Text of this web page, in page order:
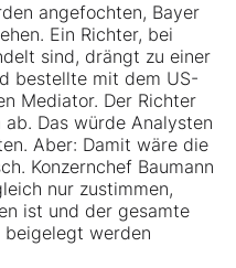
angefochten, Bayer
Ein Richter, bei
sind, drängt zu einer
bestellte mit dem US-
Mediator. Der Richter
Das würde Analysten
Aber: Damit wäre die
Konzernchef Baumann
nur zustimmen,
ist und der gesamte
werden